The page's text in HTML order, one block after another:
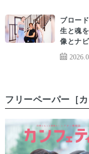
ブロー
生と魂
像とナ
フリーペーパー［カ